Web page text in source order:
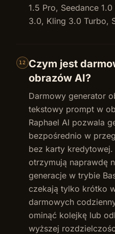
1.5 Pro, Seedance
3.0, Kling 3.0 Turbo,
12
Czym jest
obrazów AI?
Darmowy generator
tekstowy prompt w
Raphael AI pozwala
bezpośrednio w
bez karty
otrzymują naprawdę
generacje w trybie
czekają tylko krótko
darmowych
ominąć kolejkę lub
wyższej